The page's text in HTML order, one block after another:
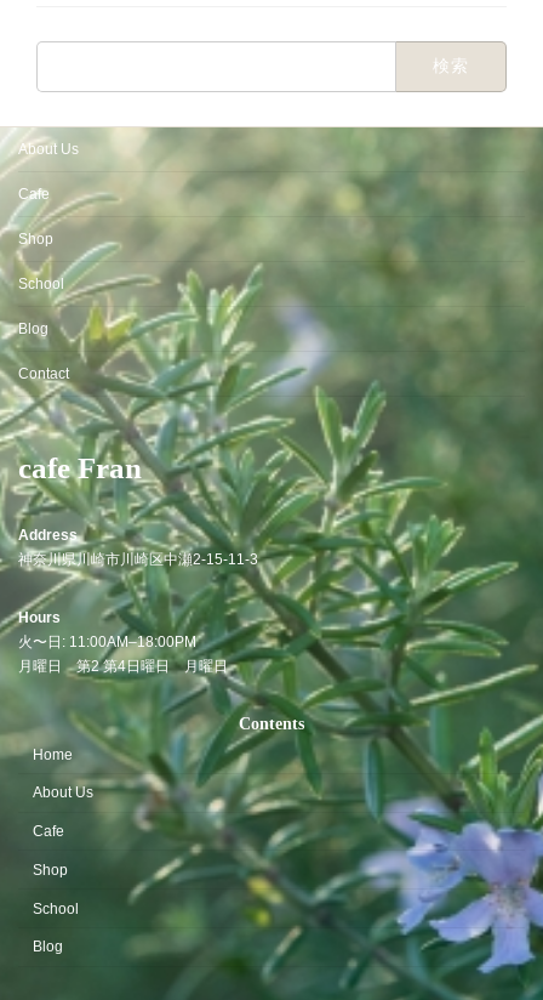
検
About Us
Cafe
Shop
School
Blog
Contact
cafe Fran
Address
神奈川県川崎市川崎区中瀬2-15-11-3
Hours
火〜日: 11:00AM–18:00PM
月曜日第2 第4日曜日 月曜日
Contents
Home
About Us
Cafe
Shop
School
Blog